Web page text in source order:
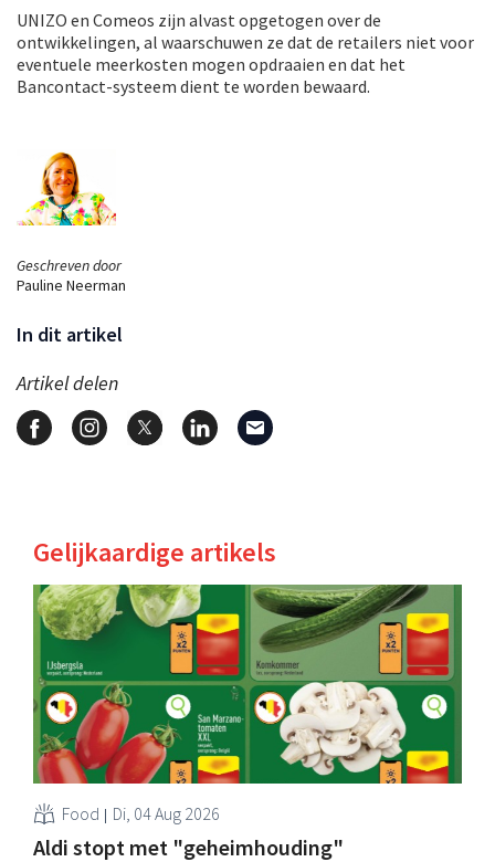
Geschreven door
Pauline Neerman
In dit artikel
Artikel delen
UNIZO en Comeos zijn alvast opgetogen over de
ontwikkelingen, al waarschuwen ze dat de retailers niet voor
eventuele meerkosten mogen opdraaien en dat het
Bancontact-systeem dient te worden bewaard.
Gelijkaardige artikels
Food Di, 04 Aug 2026
Aldi stopt met "geheimhouding"